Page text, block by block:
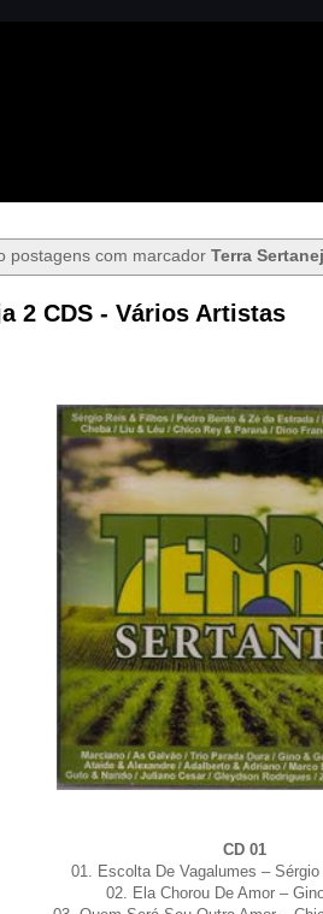
postagens com marcadorTerra
2 CDS - Vários Artistas
CD 01
01. Escolta De Vagalumes –
02. Ela Chorou De Amor –